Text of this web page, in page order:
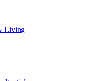
Living